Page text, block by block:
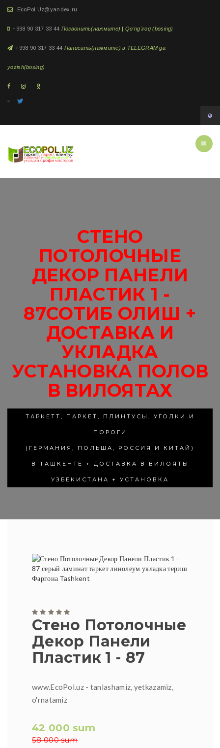
EcoPol.Uz@yandex.ru
+998 90 317 33 44 Позвонить(нажмите) | Qo'ng'iroq (bosing)
+998 90 317 33 44 Написать(нажмите) в TELEGRAM ga
yozish(bosing)
СТЕНО
ПОТОЛОЧНЫЕ
ДЕКОР ПАНЕЛИ
ПЛАСТИК 1 -
87СОТИБ ОЛИШ +
ДОСТАВКА И
УКЛАДКА
УСТАНОВКА ПОЛОВ
В ВИЛОЯТАХ
ТАРКЕТТ, ПАРКЕТ, ПЛИНТУСЫ, УГОЛКИ И
ПОРОГИ
(ГЕРМАНИЯ, ПОЛЬША, РОССИЯ И КИТАЙ)
В ТАШКЕНТЕ + ДОСТАВКА В ВИЛОЯТЫ
УЗБЕКИСТАНА + УСТАНОВКА
Стено Потолочные
Декор Панели
Пластик 1 - 87
www.EcoPol.uz - tanlashamiz, yetkazamiz,
o'rnatamiz
42 000 sum
58 000 sum